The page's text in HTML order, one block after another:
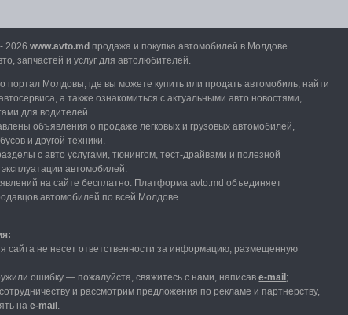
2026www.avto.md продажа и покупка автомобилей в Молдове.
запчастей и услуг для автолюбителей.
портал Молдовы, где вы можете купить или продать автомобиль, найти
а также ознакомиться с актуальными авто новостями,
для водителей.
объявления о продаже легковых и грузовых автомобилей,
и другой техники.
с авто услугами,тюнингом, тест-драйвами и полезной
автомобилей.
на сайте бесплатно. Платформа avto.md объединяет
автомобилей по всей Молдове.
сайта не несет ответственности за информацию, размещенную
ошибку — пожалуйста, свяжитесь с нами, написаве-mail ;
и рассмотрим предложения по рекламе и партнерству,
нае-mail .